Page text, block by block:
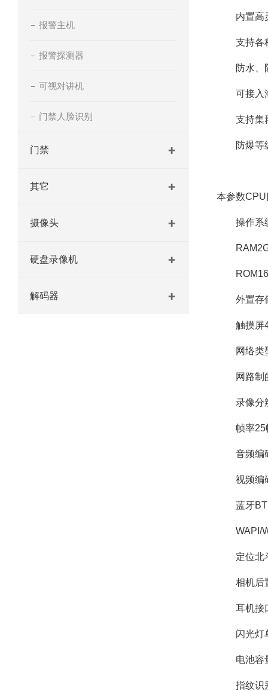
报警主机
报警探测器
可视对讲机
门禁人脸识别
门禁
其它
摄像头
硬盘录像机
解码器
内置高灵
支持各种
防水、防
可接入海
支持集群
防爆等
本参数
操作系
外置存储
触摸屏
网络类型
网路制的
录像分
帧率25
音频编码
视频编
蓝牙BT
WAPI/
定位北
相机后置
耳机接口
闪光灯
电池容
指纹识